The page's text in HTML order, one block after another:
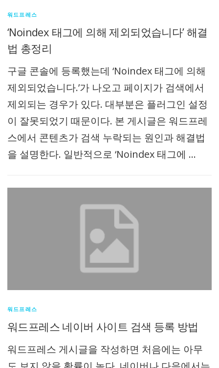
워드프레스
‘Noindex 태그에 의해 제외되었습니다’ 해결
법 총정리
구글 콘솔에 등록했는데 ‘Noindex 태그에 의해
제외되었습니다.’가 나오고 페이지가 검색에서
제외되는 경우가 있다. 대부분은 플러그인 설정
이 잘못되었기 때문이다. 본 게시글은 워드프레
스에서 콘텐츠가 검색 누락되는 원인과 해결법
을 설명한다. 일반적으로 ‘Noindex 태그에 …
워드프레스
워드프레스 네이버 사이트 검색 등록 방법
워드프레스 게시글을 작성하면 처음에는 아무